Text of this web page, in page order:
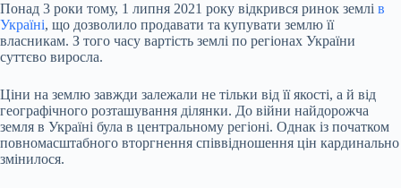
Понад 3 роки тому, 1 липня 2021 року відкрився ринок землі в
Україні, що дозволило продавати та купувати землю її
власникам. З того часу вартість землі по регіонах України
суттєво виросла.
Ціни на землю завжди залежали не тільки від її якості, а й від
географічного розташування ділянки. До війни найдорожча
земля в Україні була в центральному регіоні. Однак із початком
повномасштабного вторгнення співвідношення цін кардинально
змінилося.